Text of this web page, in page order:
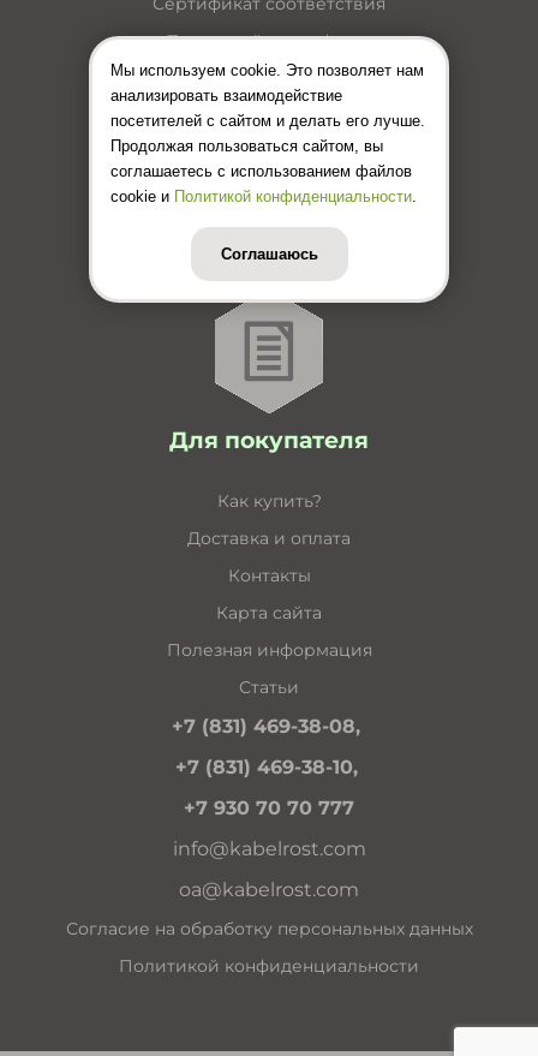
Пожарный сертификат
Каталог кабельные лотки
Каталог лестничные лотки
Каталог кабельные короба
Каталог несущие конструкции
Инструкция по монтажу лотков
Цены (Прайс-лист)
Для покупателя
Как купить?
Доставка и оплата
Контакты
Карта сайта
Полезная информация
Статьи
+7 (831) 469-38-08,
+7 (831) 469-38-10,
+7 930 70 70 777
info@kabelrost.com
oa@kabelrost.com
Согласие на обработку персональных данных
Политикой конфиденциальности
Мы используем cookie. Это позволяет нам
анализировать взаимодействие
посетителей с сайтом и делать его лучше.
Продолжая пользоваться сайтом, вы
соглашаетесь с использованием файлов
cookie и Политикой конфиденциальности.
Соглашаюсь